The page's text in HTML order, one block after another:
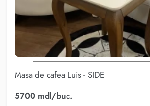
Masa de cafea Luis - SIDE
5700 mdl/buc.